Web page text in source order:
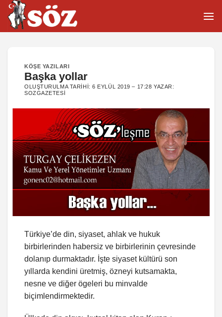
İçeriğe
atla
KÖŞE YAZILARI
Başka yollar
OLUŞTURULMA TARIHI:6 EYLÜL 2019 – 17:28 YAZAR:
SOZGAZETESI
Türkiye’de din, siyaset, ahlak ve hukuk
birbirlerinden habersiz ve birbirlerinin çevresinde
dolanıp durmaktadır. İşte siyaset kültürü son
yıllarda kendini üretmiş, özneyi kutsamakta,
nesne ve diğer ögeleri bu minvalde
biçimlendirmektedir.